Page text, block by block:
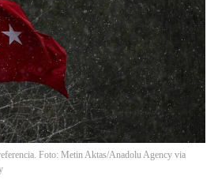
Foto: Metin Aktas/Anadolu Agency via